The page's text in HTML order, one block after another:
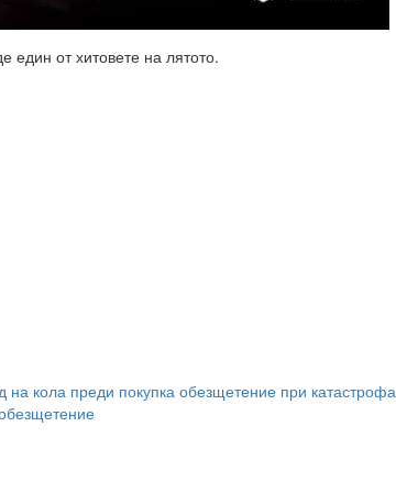
един от хитовете на лятото.
на кола преди покупка обезщетение при катастрофа